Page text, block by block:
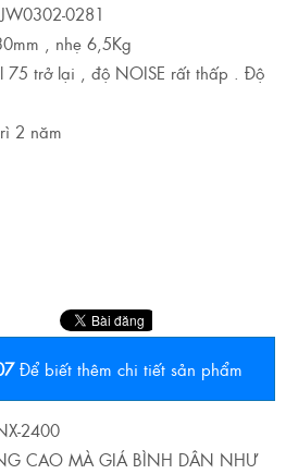
0281
, nhẹ 6,5Kg
75 trở lại , độ NOISE rất thấp . Độ
2 năm
Để biết thêm chi tiết sản phẩm
2400
CAO MÀ GIÁ BÌNH DÂN NHƯ